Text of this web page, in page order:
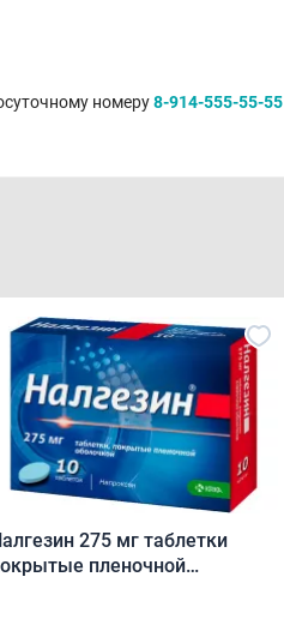
номеру8-914-555-55-55
275 мг таблетки
пленочной